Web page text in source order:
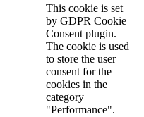
This cookie is set
by GDPR Cookie
Consent plugin.
The cookie is used
to store the user
consent for the
cookies in the
category
"Performance".